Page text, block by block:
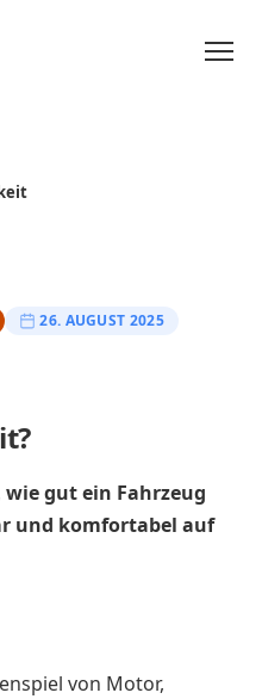
26. AUGUST 2025
wie gut ein Fahrzeug
und komfortabel auf
von Motor,